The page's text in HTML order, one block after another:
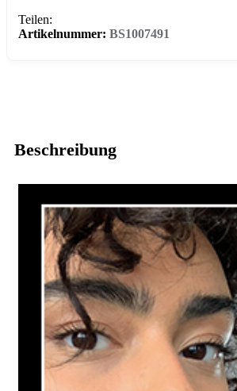
Teilen:
Artikelnummer: BS1007491
Beschreibung